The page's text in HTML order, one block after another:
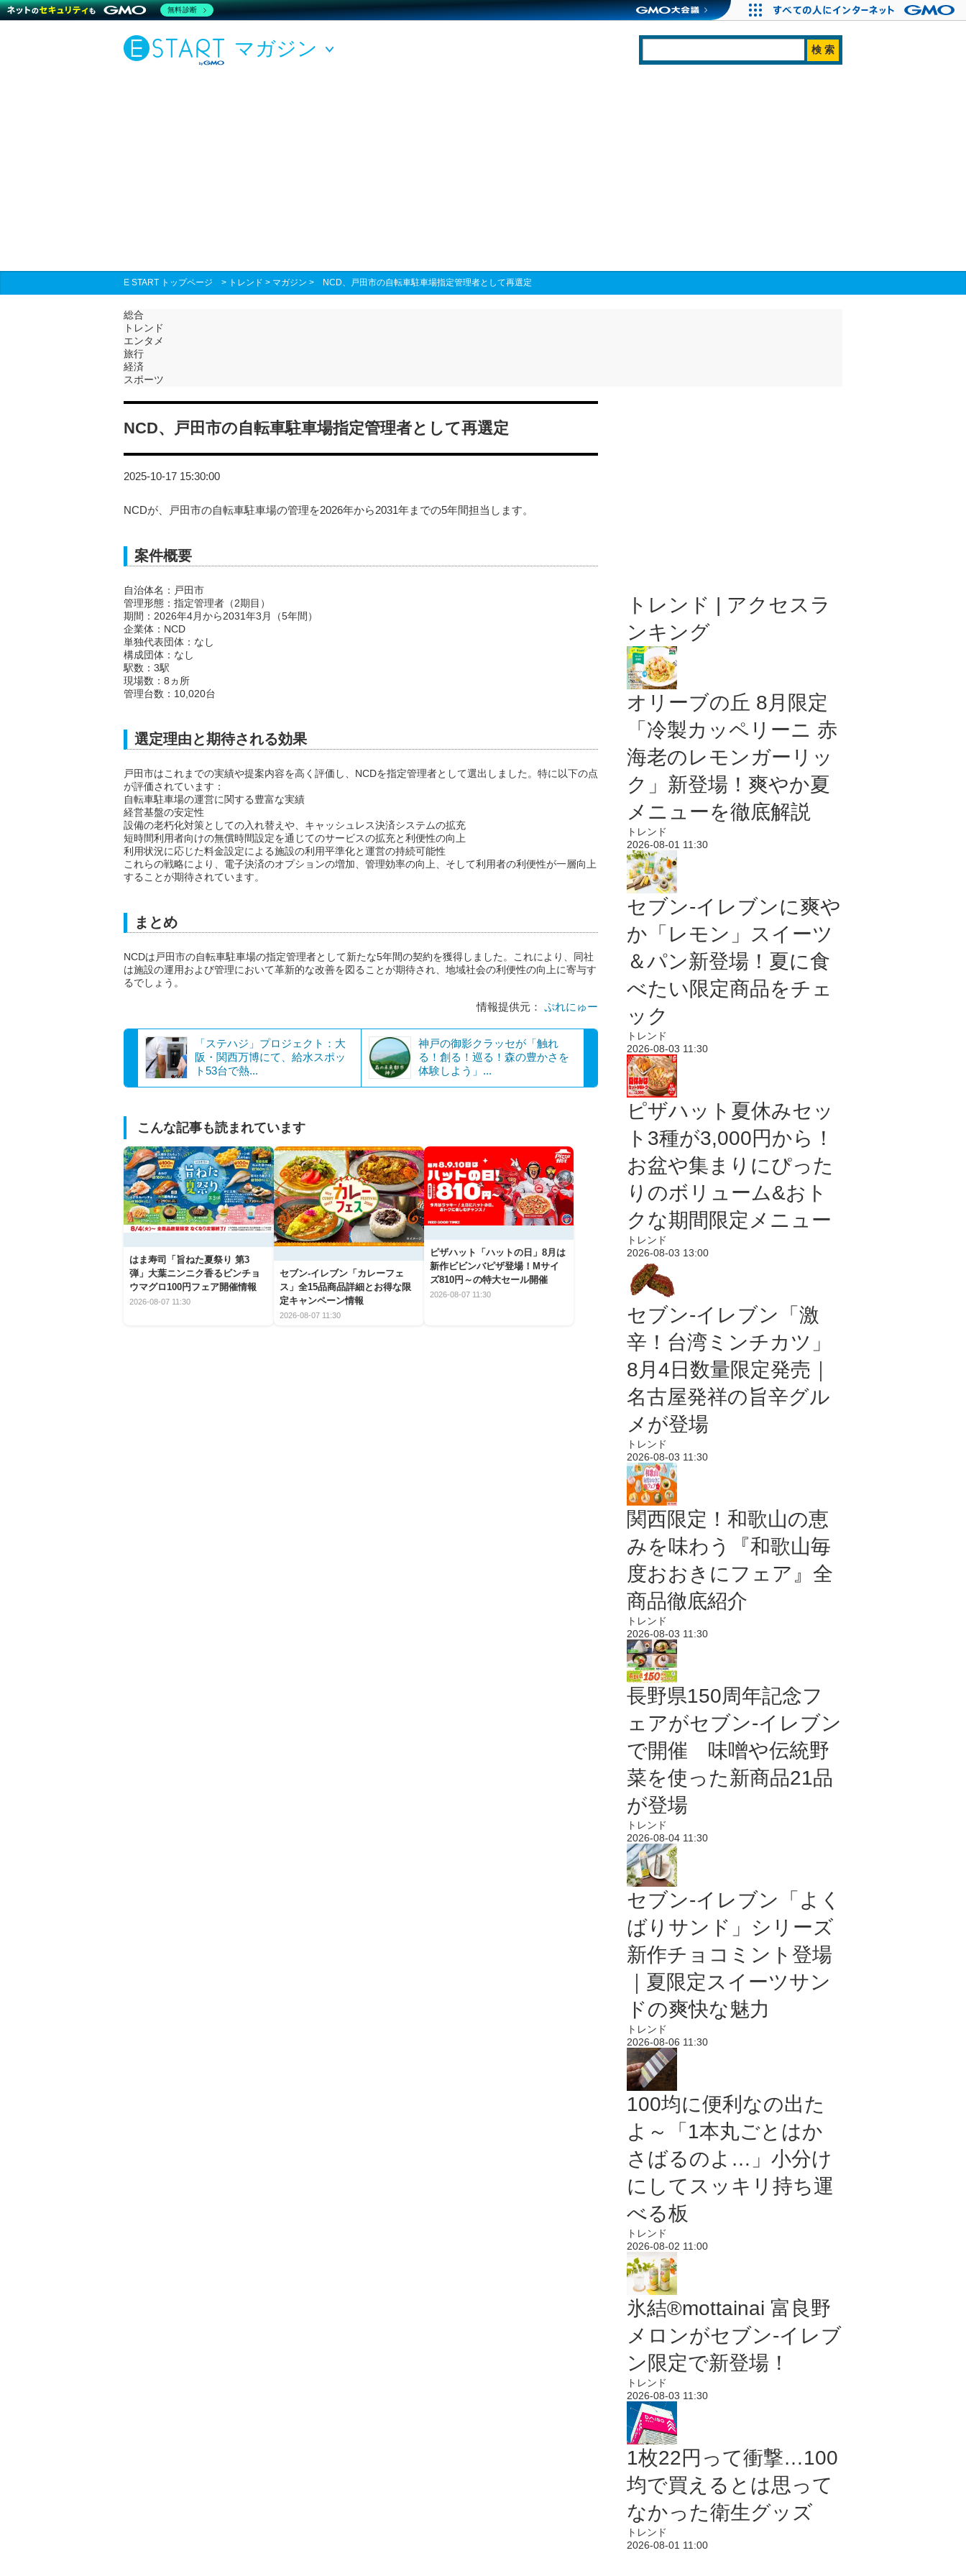
マガジン
E START トップページ > トレンド > マガジン > NCD、戸田市の自転車駐車場指定管理者として再選定
総合
トレンド
エンタメ
旅行
経済
スポーツ
NCD、戸田市の自転車駐車場指定管理者として再選定
2025-10-17 15:30:00
NCDが、戸田市の自転車駐車場の管理を2026年から2031年までの5年間担当します。
案件概要
自治体名：戸田市
管理形態：指定管理者（2期目）
期間：2026年4月から2031年3月（5年間）
企業体：NCD
単独代表団体：なし
構成団体：なし
駅数：3駅
現場数：8ヵ所
管理台数：10,020台
選定理由と期待される効果
戸田市はこれまでの実績や提案内容を高く評価し、NCDを指定管理者として選出しました。特に以下の点
が評価されています：
自転車駐車場の運営に関する豊富な実績
経営基盤の安定性
設備の老朽化対策としての入れ替えや、キャッシュレス決済システムの拡充
短時間利用者向けの無償時間設定を通じてのサービスの拡充と利便性の向上
利用状況に応じた料金設定による施設の利用平準化と運営の持続可能性
これらの戦略により、電子決済のオプションの増加、管理効率の向上、そして利用者の利便性が一層向上
することが期待されています。
まとめ
NCDは戸田市の自転車駐車場の指定管理者として新たな5年間の契約を獲得しました。これにより、同社
は施設の運用および管理において革新的な改善を図ることが期待され、地域社会の利便性の向上に寄与す
るでしょう。
情報提供元： ぷれにゅー
「ステハジ」プロジェクト：大
阪・関西万博にて、給水スポッ
ト53台で熱...
神戸の御影クラッセが「触れ
る！創る！巡る！森の豊かさを
体験しよう」...
こんな記事も読まれています
はま寿司「旨ねた夏祭り 第3
弾」大葉ニンニク香るビンチョ
ウマグロ100円フェア開催情報
2026-08-07 11:30
セブン‐イレブン「カレーフェ
ス」全15品商品詳細とお得な限
定キャンペーン情報
2026-08-07 11:30
ピザハット「ハットの日」8月は
新作ビビンバピザ登場！Mサイ
ズ810円～の特大セール開催
2026-08-07 11:30
トレンド | アクセスラ
ンキング
オリーブの丘 8月限定
「冷製カッペリーニ 赤
海老のレモンガーリッ
ク」新登場！爽やか夏
メニューを徹底解説
トレンド
2026-08-01 11:30
セブン‐イレブンに爽や
か「レモン」スイーツ
＆パン新登場！夏に食
べたい限定商品をチェ
ック
トレンド
2026-08-03 11:30
ピザハット夏休みセッ
ト3種が3,000円から！
お盆や集まりにぴった
りのボリューム&おト
クな期間限定メニュー
トレンド
2026-08-03 13:00
セブン-イレブン「激
辛！台湾ミンチカツ」
8月4日数量限定発売｜
名古屋発祥の旨辛グル
メが登場
トレンド
2026-08-03 11:30
関西限定！和歌山の恵
みを味わう『和歌山毎
度おおきにフェア』全
商品徹底紹介
トレンド
2026-08-03 11:30
長野県150周年記念フ
ェアがセブン-イレブン
で開催 味噌や伝統野
菜を使った新商品21品
が登場
トレンド
2026-08-04 11:30
セブン‐イレブン「よく
ばりサンド」シリーズ
新作チョコミント登場
｜夏限定スイーツサン
ドの爽快な魅力
トレンド
2026-08-06 11:30
100均に便利なの出た
よ～「1本丸ごとはか
さばるのよ…」小分け
にしてスッキリ持ち運
べる板
トレンド
2026-08-02 11:00
氷結®mottainai 富良野
メロンがセブン‐イレブ
ン限定で新登場！
トレンド
2026-08-03 11:30
1枚22円って衝撃…100
均で買えるとは思って
なかった衛生グッズ
トレンド
2026-08-01 11:00
無料診断